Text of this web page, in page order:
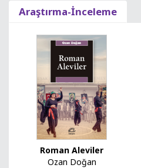
Araştırma-İnceleme
Roman Aleviler
Ozan Doğan